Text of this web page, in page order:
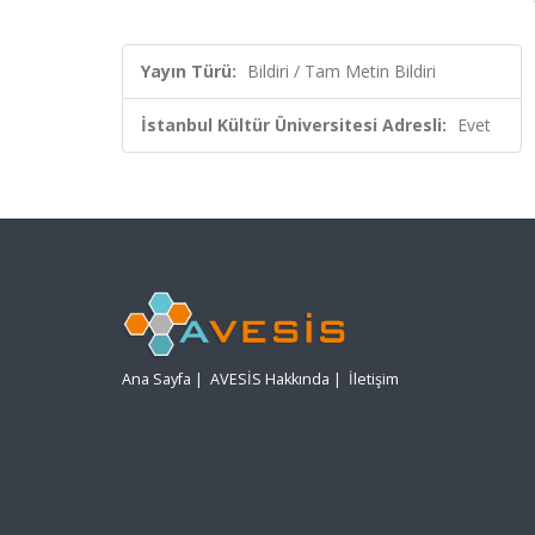
Yayın Türü: Bildiri / Tam Metin Bildiri
İstanbul Kültür Üniversitesi Adresli: Evet
Ana Sayfa | AVESİS Hakkında | İletişim